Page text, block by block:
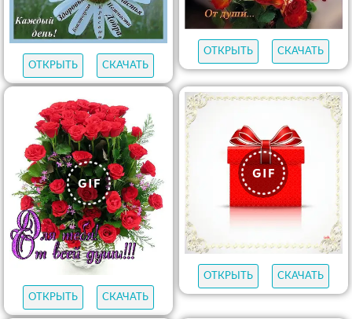
ОТКРЫТЬ СКАЧАТЬ
ОТКРЫТЬ СКАЧАТЬ
ОТКРЫТЬ СКАЧАТЬ
ОТКРЫТЬ СКАЧАТЬ